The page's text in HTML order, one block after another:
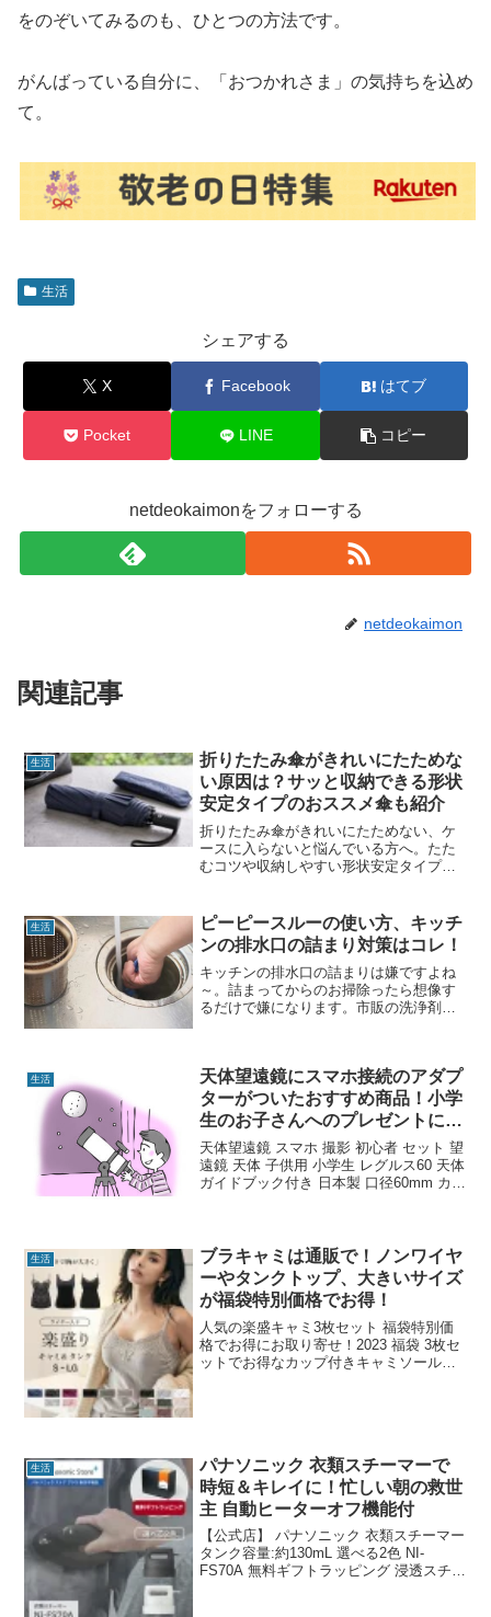
をのぞいてみるのも、ひとつの方法です。
がんばっている自分に、「おつかれさま」の気持ちを込め
て。
生活
シェアする
X Facebook はてブ
Pocket LINE コピー
netdeokaimonをフォローする
netdeokaimon
関連記事
生活
折りたたみ傘がきれいにたためな
い原因は？サッと収納できる形状
安定タイプのおススメ傘も紹介
折りたたみ傘がきれいにたためない、ケ
ースに入らないと悩んでいる方へ。たた
むコツや収納しやすい形状安定タイプの
傘を詳しく解説します。
生活
ピーピースルーの使い方、キッチ
ンの排水口の詰まり対策はコレ！
キッチンの排水口の詰まりは嫌ですよね
～。詰まってからのお掃除ったら想像す
るだけで嫌になります。市販の洗浄剤で
生活
天体望遠鏡にスマホ接続のアダプ
ターがついたおすすめ商品！小学
生のお子さんへのプレゼントに
も！
天体望遠鏡 スマホ 撮影 初心者 セット 望
遠鏡 天体 子供用 小学生 レグルス60 天体
ガイドブック付き 日本製 口径60mm カメ
生活
ブラキャミは通販で！ノンワイヤ
ーやタンクトップ、大きいサイズ
が福袋特別価格でお得！
人気の楽盛キャミ3枚セット 福袋特別価
格でお得にお取り寄せ！2023 福袋 3枚セ
ットでお得なカップ付きキャミソール！
生活
パナソニック 衣類スチーマーで
時短＆キレイに！忙しい朝の救世
主 自動ヒーターオフ機能付
【公式店】 パナソニック 衣類スチーマー
タンク容量:約130mL 選べる2色 NI-
FS70A 無料ギフトラッピング 浸透スチー